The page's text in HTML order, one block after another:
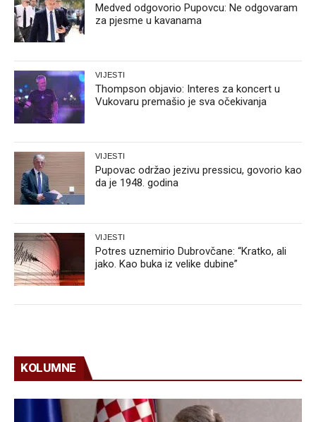
Medved odgovorio Pupovcu: Ne odgovaram
za pjesme u kavanama
VIJESTI
Thompson objavio: Interes za koncert u
Vukovaru premašio je sva očekivanja
VIJESTI
Pupovac održao jezivu pressicu, govorio kao
da je 1948. godina
VIJESTI
Potres uznemirio Dubrovčane: “Kratko, ali
jako. Kao buka iz velike dubine”
KOLUMNE